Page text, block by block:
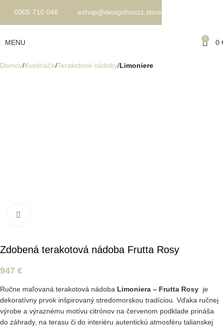
MENU 0 0
Domov Kvetináče Terakotové nádoby Limoniere
Zdobená terakotová nádoba Frutta Rosy
947 €
Ručne maľovaná terakotová nádoba Limoniera – Frutta Rosy je
dekoratívny prvok inšpirovaný stredomorskou tradíciou. Vďaka ručnej
výrobe a výraznému motívu citrónov na červenom podklade prináša
do záhrady, na terasu či do interiéru autentickú atmosféru talianskej
0905 710 046 eshop@designhouzz.store